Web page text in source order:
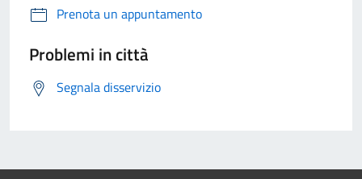
Prenota un appuntamento
Problemi in città
Segnala disservizio